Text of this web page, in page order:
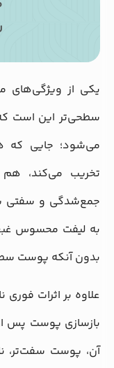
یکی از ویژگی‌های
سطحی‌تر این است که
می‌شود؛ جایی که
تخریب می‌کند، هم
جمع‌شدگی و سفتی
به لیفت محسوس
بدون آنکه پوست
علاوه بر اثرات فوری
بازسازی پوست پس
آن، پوست سفت‌تر،